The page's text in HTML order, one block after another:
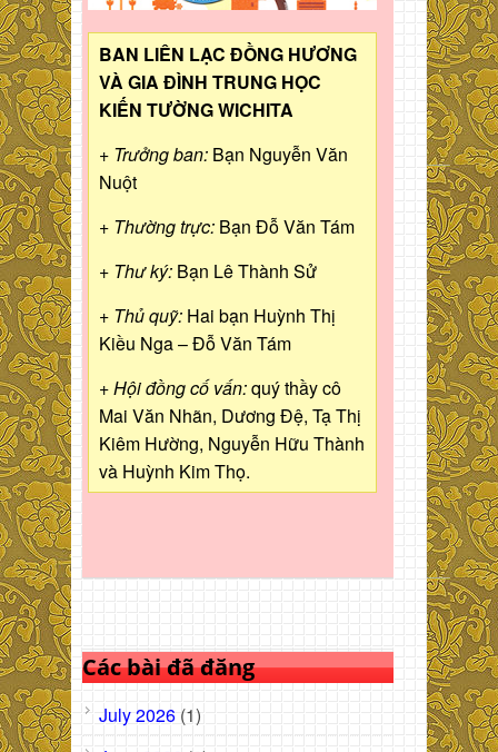
BAN LIÊN LẠC ĐỒNG HƯƠNG
VÀ GIA ĐÌNH TRUNG HỌC
KIẾN TƯỜNG WICHITA
+ Trưởng ban: Bạn Nguyễn Văn
Nuột
+ Thường trực: Bạn Đỗ Văn Tám
+ Thư ký: Bạn Lê Thành Sử
+ Thủ quỹ: Hai bạn Huỳnh Thị
Kiều Nga – Đỗ Văn Tám
+ Hội đồng cố vấn:quý thầy cô
Mai Văn Nhãn, Dương Đệ, Tạ Thị
Kiêm Hường, Nguyễn Hữu Thành
và Huỳnh Kim Thọ.
Các bài đã đăng
July 2026 (1)